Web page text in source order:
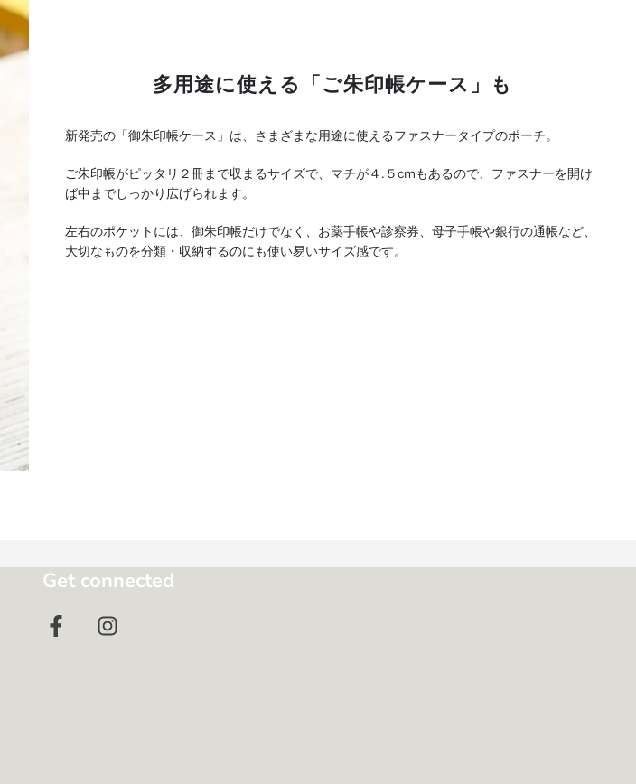
多用途に使える「ご朱印帳ケース」も
新発売の「御朱印帳ケース」は、さまざまな用途に使えるファスナータイプのポーチ。
ご朱印帳がピッタリ２冊まで収まるサイズで、マチが４.５cmもあるので、ファスナーを開け
ば中までしっかり広げられます。
左右のポケットには、御朱印帳だけでなく、お薬手帳や診察券、母子手帳や銀行の通帳など、
大切なものを分類・収納するのにも使い易いサイズ感です。
Get connected